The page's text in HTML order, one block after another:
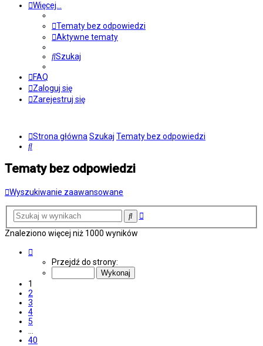
Więcej…
Tematy bez odpowiedzi
Aktywne tematy
Szukaj
FAQ
Zaloguj się
Zarejestruj się
Strona główna Szukaj Tematy bez odpowiedzi
Szukaj
Tematy bez odpowiedzi
Wyszukiwanie zaawansowane
SzukajWyszukiwanie
Znaleziono więcej niż 1000 wyników
Przejdź do strony:
1
2
3
4
5
…
40